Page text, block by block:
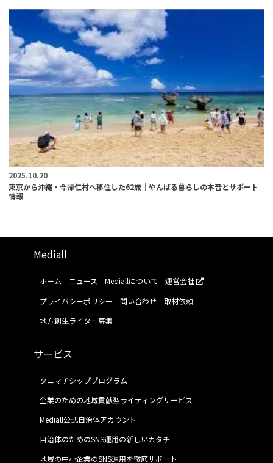
2025.10.20
東京から沖縄・今帰仁村へ移住した62歳｜やんばる暮らしの本音とサポート
情報
Mediall
ホーム ニュース Mediallについて
運営会社
プライバシーポリシー
問い合わせ
取材依頼
地方創生ライター募集
サービス
タニマチシッププログラム
企業のための地域貢献型ライティングサービス
Mediall公式自治体アカウント
自治体のためのSNS運用の新しいカタチ
地域の中小企業のSNS運用を徹底サポート